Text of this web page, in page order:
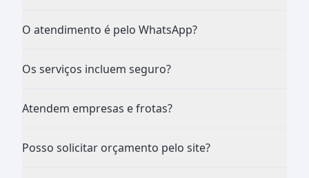
O atendimento é pelo WhatsApp?
Os serviços incluem seguro?
Atendem empresas e frotas?
Posso solicitar orçamento pelo site?